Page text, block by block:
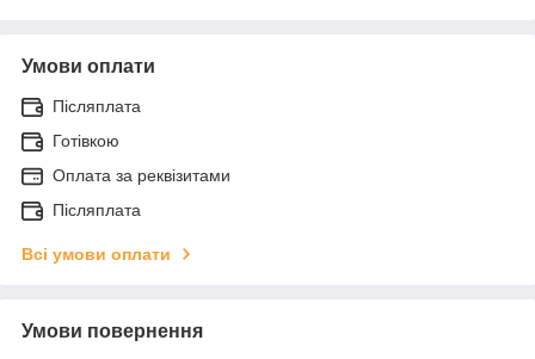
Умови оплати
Післяплата
Готівкою
Оплата за реквізитами
Післяплата
Всі умови оплати
Умови повернення